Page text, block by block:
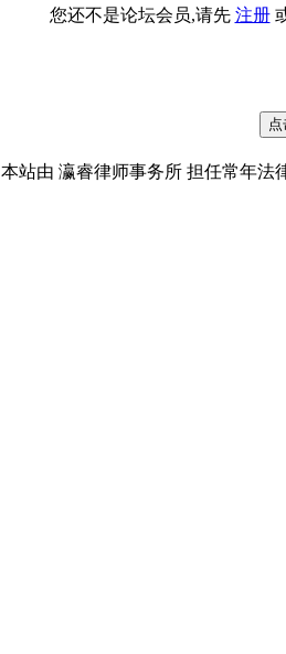
您还不是论坛会员,请先 注册
本站由 瀛睿律师事务所 担任常年法